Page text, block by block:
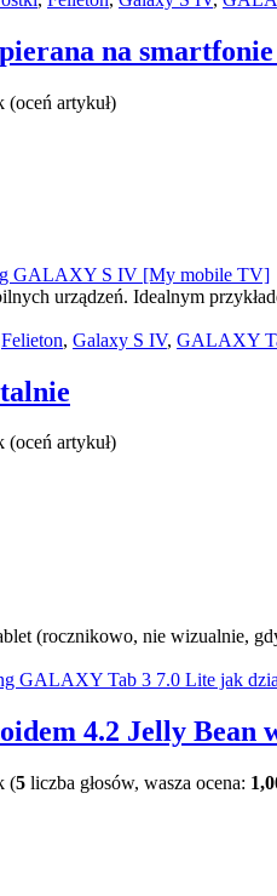
na
(oceń artykuł)
urządzeń. Idealnym
Felieton, Galaxy S IV, GALAXY
(oceń artykuł)
(rocznikowo, nie wizualnie,
GALAXY Tab 3 7.0 Lite jak
4.2 Jelly Bean
(5 liczba głosów, wasza ocena: